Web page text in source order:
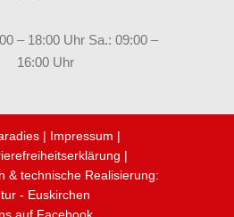
– 18:00 Uhr Sa.: 09:00 –
16:00 Uhr
| Impressum |
|
& technische Realisierung:
- Euskirchen